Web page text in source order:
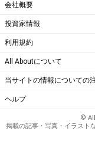
会社概要
投資家情報
利用規約
All Aboutについて
当サイトの情報についての
ヘルプ
© All
掲載の記事・写真・イラスト